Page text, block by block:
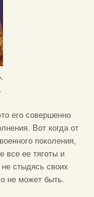
его совершенно
Вот когда от
поколения,
все ее тяготы и
стыдясь своих
не может быть.